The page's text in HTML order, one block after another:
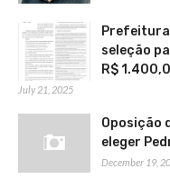
Prefeitura
seleção
R$
July 21, 2025
Oposição
eleger
December 19,